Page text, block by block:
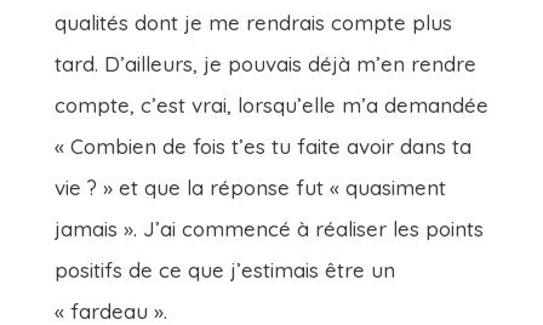
qualités dont je me rendrais compte plus
tard. D’ailleurs, je pouvais déjà m’en rendre
compte, c’est vrai, lorsqu’elle m’a demandée
« Combien de fois t’es tu faite avoir dans ta
vie ? » et que la réponse fut « quasiment
jamais ». J’ai commencé à réaliser les points
positifs de ce que j’estimais être un
« fardeau ».